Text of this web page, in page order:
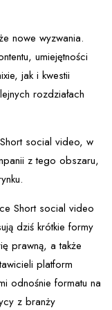
nowe wyzwania.
umiejętności
jak i kwestii
rozdziałach
social video, w
z tego obszaru,
Short social video
dziś krótkie formy
prawną, a także
platform
odnośnie formatu na
z branży